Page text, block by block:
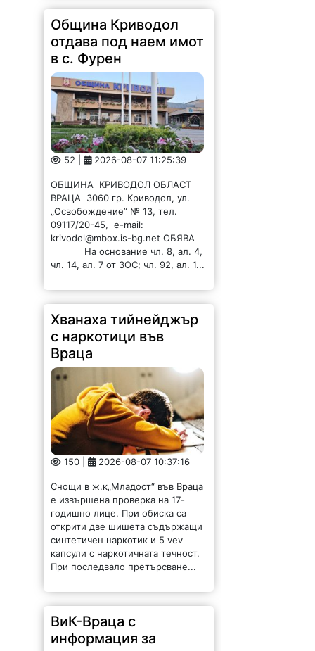
Община Криводол
отдава под наем имот
в с. Фурен
52 | 2026-08-07 11:25:39
ОБЩИНА КРИВОДОЛ ОБЛАСТ
ВРАЦА 3060 гр. Криводол, ул.
„Освобождение” № 13, тел.
09117/20-45, e-mail:
krivodol@mbox.is-bg.net ОБЯВА
На основание чл. 8, ал. 4,
чл. 14, ал. 7 от ЗОС; чл. 92, ал. 1...
Хванаха тийнейджър
с наркотици във
Враца
150 | 2026-08-07 10:37:16
Снощи в ж.к„Младост“ във Враца
е извършена проверка на 17-
годишно лице. При обиска са
открити две шишета съдържащи
синтетичен наркотик и 5 vev
капсули с наркотичната течност.
При последвало претърсване...
ВиК-Враца с
информация за